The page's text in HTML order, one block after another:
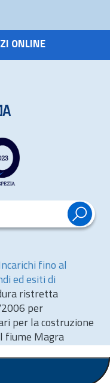
ONLINE
fino al
ed esiti di
ristretta
per
per la costruzione
fiume Magra